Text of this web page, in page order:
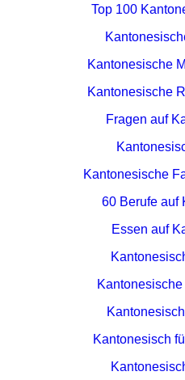
Top 100
Kantonesische
Kantonesische
Fragen auf
Kantonesische
60 Berufe auf
Essen auf
Kantonesisch